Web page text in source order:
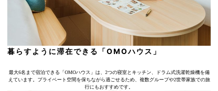
暮らすように滞在できる「OMOハウス」
最大6名まで宿泊できる「OMOハウス」は、2つの寝室とキッチン、ドラム式洗濯乾燥機を備
えています。プライベート空間を保ちながら過ごせるため、複数グループや2世帯家族での旅
行にもおすすめです。